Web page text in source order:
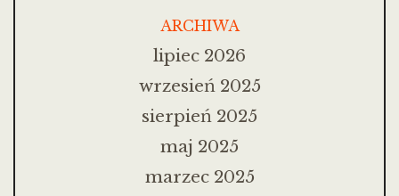
ARCHIWA
lipiec 2026
wrzesień 2025
sierpień 2025
maj 2025
marzec 2025